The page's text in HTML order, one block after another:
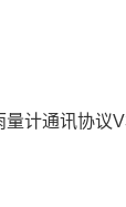
计通讯协议